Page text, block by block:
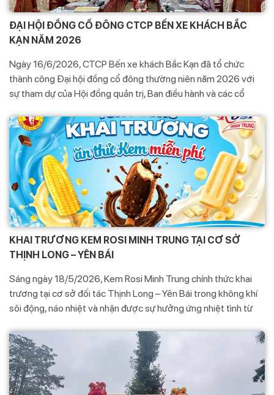
ĐẠI HỘI ĐỒNG CỔ ĐÔNG CTCP BẾN XE KHÁCH BẮC
KẠN NĂM 2026
Ngày 16/6/2026, CTCP Bến xe khách Bắc Kạn đã tổ chức
thành công Đại hội đồng cổ đông thường niên năm 2026 với
sự tham dự của Hội đồng quản trị, Ban điều hành và các cổ
KHAI TRƯƠNG KEM ROSI MINH TRUNG TẠI CƠ SỞ
THỊNH LONG – YÊN BÁI
Sáng ngày 18/5/2026, Kem Rosi Minh Trung chính thức khai
trương tại cơ sở đối tác Thịnh Long – Yên Bái trong không khí
sôi động, náo nhiệt và nhận được sự hưởng ứng nhiệt tình từ